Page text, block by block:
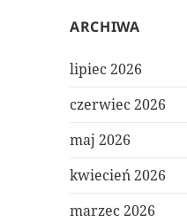
ARCHIWA
lipiec 2026
czerwiec 2026
maj 2026
kwiecień 2026
marzec 2026